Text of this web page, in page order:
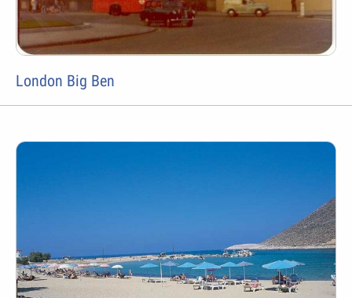
London Big Ben